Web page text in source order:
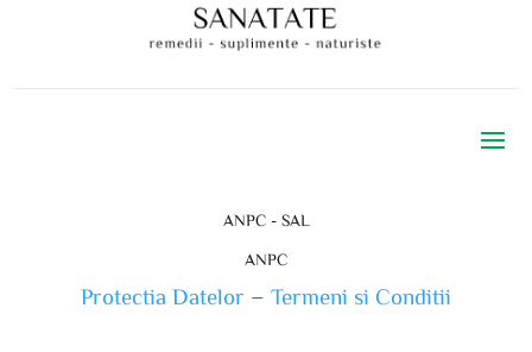
ANPC - SAL
ANPC
Protectia Datelor – Termeni si Conditii